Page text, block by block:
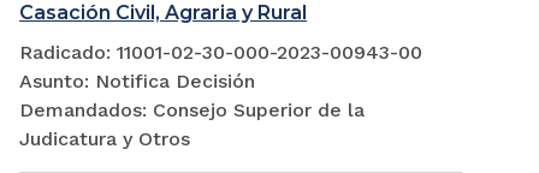
Casación Civil, Agraria y Rural
Radicado: 11001-02-30-000-2023-00943-00
Asunto: Notifica Decisión
Demandados: Consejo Superior de la
Judicatura y Otros